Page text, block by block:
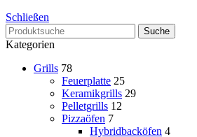
Schließen
Suche
Kategorien
Grills 78
Feuerplatte 25
Keramikgrills 29
Pelletgrills 12
Pizzaöfen 7
Hybridbacköfen 4